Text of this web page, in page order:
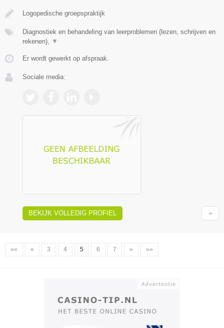
Logopedische groepspraktijk
Diagnostiek en behandeling van leerproblemen (lezen, schrijven en
rekenen),
▼
Er wordt gewerkt op afspraak.
Sociale media:
BEKIJK VOLLEDIG PROFIEL
«« « 3 4 5 6 7 » »»